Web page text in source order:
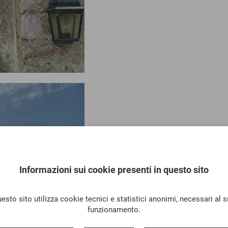
Informazioni sui cookie presenti in questo sito
sito utilizza cookie tecnici e statistici anonimi, necessari al
funzionamento.